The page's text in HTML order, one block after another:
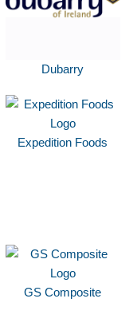
Dubarry
Expedition Foods
GS Composite